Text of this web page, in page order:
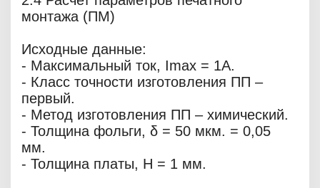
монтажа (ПМ)
Исходные данные:
- Максимальный ток, Imax = 1А.
- Класс точности изготовления ПП –
первый.
- Метод изготовления ПП – химический.
- Толщина фольги, δ = 50 мкм. = 0,05
мм.
- Толщина платы, Н = 1 мм.